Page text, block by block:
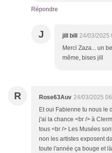
Répondre
J jill bill
24/03/2025
Merci Zaza... un
même, bises jill
R Rose63Auv 24/03/2025
Et oui Fabienne tu nous le
j'ai la chance <br /> à
tous <br /> Les Musées
non les artistes exposent
toute l'année ça bouge et